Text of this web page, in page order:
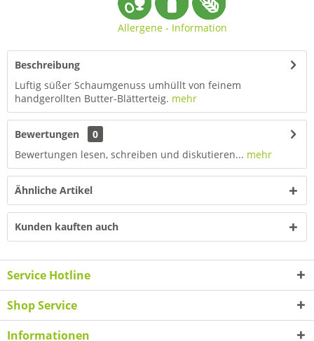
Allergene - Information
Beschreibung
Luftig süßer Schaumgenuss umhüllt von feinem
handgerollten Butter-Blätterteig. mehr
Bewertungen
0
Bewertungen lesen, schreiben und diskutieren... mehr
Ähnliche Artikel
Kunden kauften auch
Service Hotline
Shop Service
Informationen